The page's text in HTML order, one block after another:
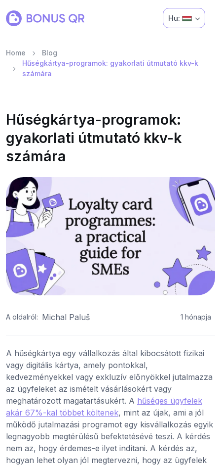
Hu:
Home
Blog
Hűségkártya-programok: gyakorlati útmutató kkv-k
számára
Hűségkártya-programok:
gyakorlati útmutató kkv-k
számára
A oldalról: Michal Paluš 1 hónapja
A hűségkártya egy vállalkozás által kibocsátott fizikai
vagy digitális kártya, amely pontokkal,
kedvezményekkel vagy exkluzív előnyökkel jutalmazza
az ügyfeleket az ismételt vásárlásokért vagy
meghatározott magatartásukért. A hűséges ügyfelek
akár 67%-kal többet költenek, mint az újak, ami a jól
működő jutalmazási programot egy kisvállalkozás egyik
legnagyobb megtérülésű befektetésévé teszi. A kérdés
nem az, hogy érdemes-e ilyet indítani. A kérdés az,
hogyan lehet olyan jól megtervezni, hogy az ügyfelek